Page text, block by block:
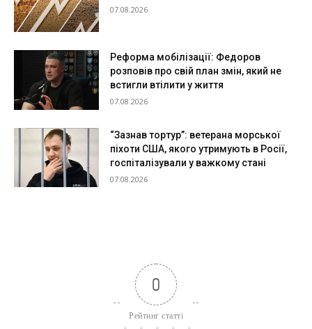
07.08.2026
Реформа мобілізації: Федоров
розповів про свій план змін, який не
встигли втілити у життя
07.08.2026
“Зазнав тортур”: ветерана морської
піхоти США, якого утримують в Росії,
госпіталізували у важкому стані
07.08.2026
0
Рейтинг статті